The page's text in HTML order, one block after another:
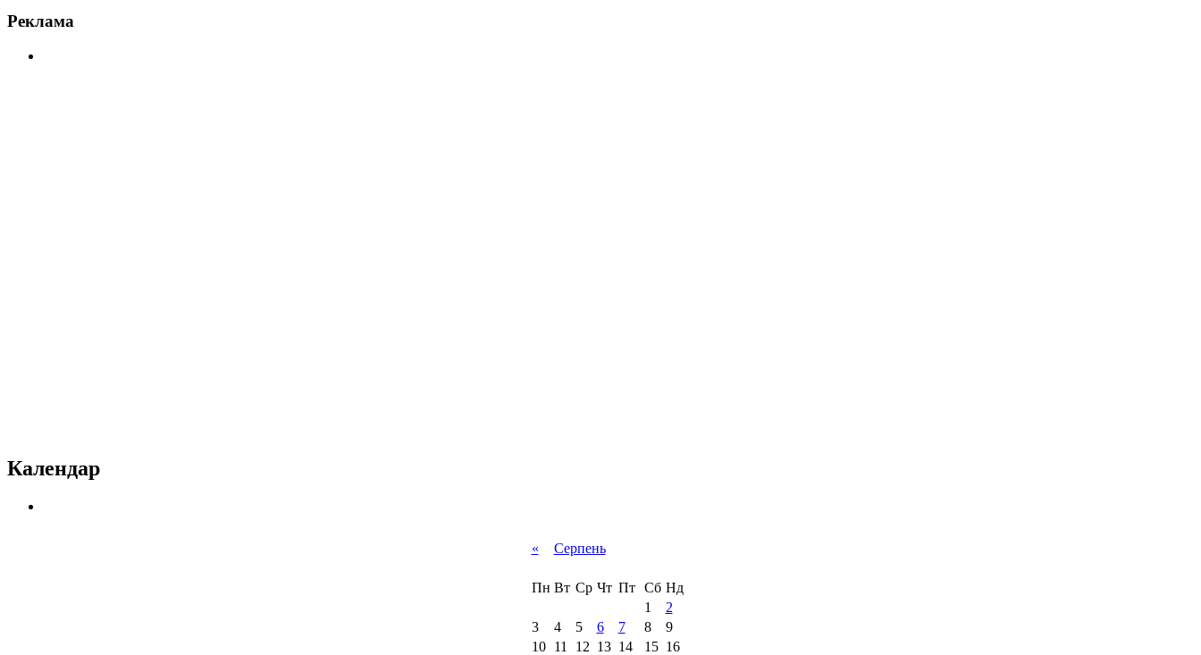
Реклама
Календар
« Серпень
Пн Вт Ср Чт Пт Сб Нд
1
2
3
4 5 6 7 8
9
10
11 12 13 14 15 16